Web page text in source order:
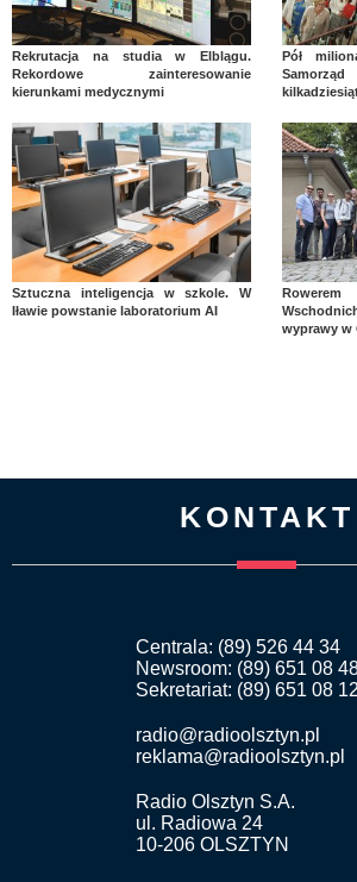
Rekrutacja na studia w Elblągu.
Rekordowe zainteresowanie
kierunkami medycznymi
Pół
Sztuczna inteligencja w szkole. W
Iławie powstanie laboratorium AI
wyprawy w
KONTAKT
Centrala: (89) 526 44 34
Newsroom: (89) 651 08
Sekretariat: (89) 651 08 12
radio@radioolsztyn.pl
reklama@radioolsztyn.pl
Radio Olsztyn S.A.
ul. Radiowa 24
10-206 OLSZTYN